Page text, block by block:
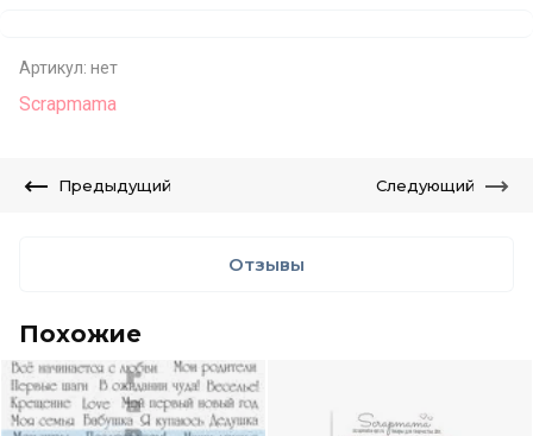
Артикул: нет
Scrapmama
Предыдущий Следующий
Отзывы
Похожие